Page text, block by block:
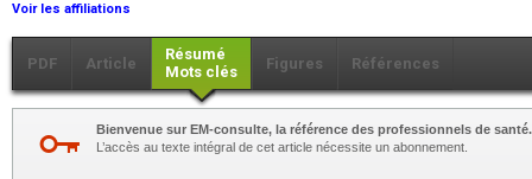
Voir les affiliations
PDF Article
Résumé
Mots clés
Figures Références
Bienvenue sur EM-consulte, la référence des professionnels de santé.
L’accès au texte intégral de cet article nécessite un abonnement.